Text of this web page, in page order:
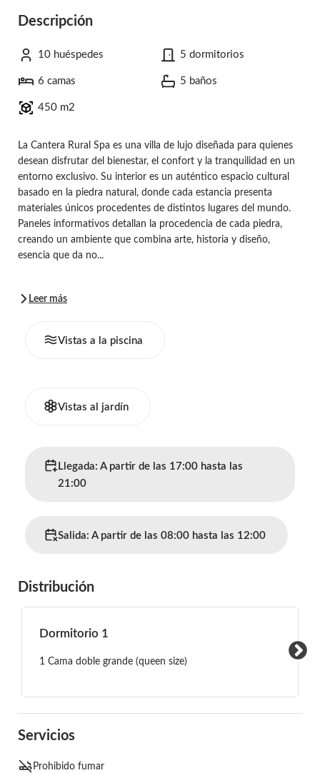
Descripción
10 huéspedes 5 dormitorios
6 camas 5 baños
450 m2
La Cantera Rural Spa es una villa de lujo diseñada para quienes
desean disfrutar del bienestar, el confort y la tranquilidad en un
entorno exclusivo. Su interior es un auténtico espacio cultural
basado en la piedra natural, donde cada estancia presenta
materiales únicos procedentes de distintos lugares del mundo.
Paneles informativos detallan la procedencia de cada piedra,
creando un ambiente que combina arte, historia y diseño,
esencia que da no...
Leer más
Vistas a la piscina
Vistas al jardín
Llegada: A partir de las 17:00 hasta las
21:00
Salida: A partir de las 08:00 hasta las 12:00
Distribución
Dormitorio 1
1 Cama doble grande (queen size)
Servicios
Prohibido fumar